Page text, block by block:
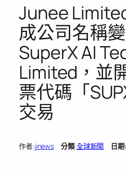
Junee
成公司名稱
SuperX AI
Limited，並
票代碼「
交易
作者:jjnews 分類:全球新聞 日期: